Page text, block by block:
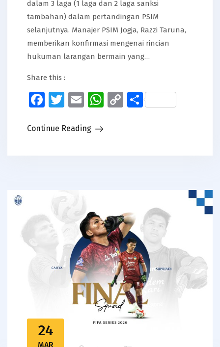
dalam 3 laga (1 laga dan 2 laga sanksi
tambahan) dalam pertandingan PSIM
selanjutnya. Manajer PSIM Jogja, Razzi Taruna,
memberikan konfirmasi mengenai rincian
hukuman larangan bermain yang…
Share this :
Facebook
Twitter
EmailWhatsApp
CopyShare
Continue Reading
24
MAR